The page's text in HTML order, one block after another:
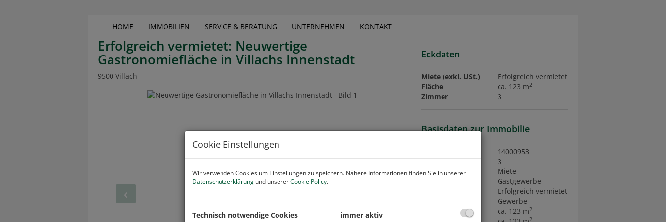
HOME IMMOBILIEN SERVICE & BERATUNG UNTERNEHMEN KONTAKT
Erfolgreich vermietet: Neuwertige
Gastronomiefläche in Villachs Innenstadt
9500 Villach
Eckdaten
Miete (exkl. USt.)
Erfolgreich vermietet
Fläche
ca. 123 m2
Zimmer 3
Basisdaten zur Immobilie
14000953
Zimmer
3
Vermarktungsart
Miete
Gastgewerbe
Erfolgreich vermietet
Gewerbe
ca. 123 m2
2
Cookie Einstellungen
Wir verwenden Cookies um Einstellungen zu speichern. Nähere Informationen finden Sie in unserer
Datenschutzerklärung und unsererCookie Policy.
Technisch notwendige Cookies immer aktiv